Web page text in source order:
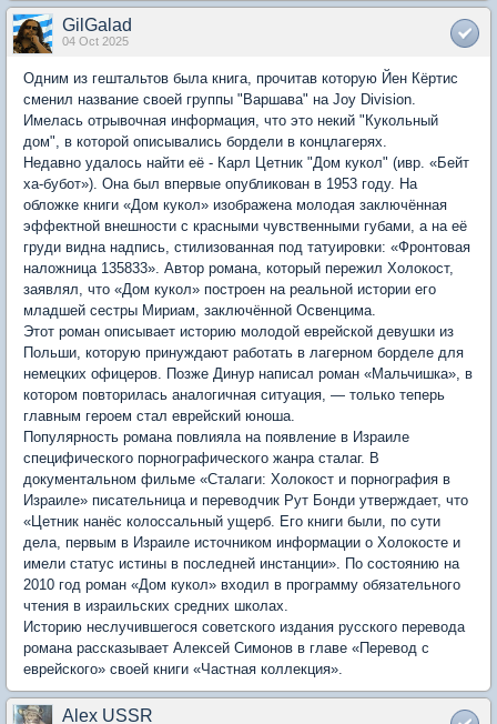
GilGalad
04 Oct 2025
Одним из гештальтов была книга, прочитав которую Йен Кёртис
сменил название своей группы "Варшава" на Joy Division.
Имелась отрывочная информация, что это некий "Кукольный
дом", в которой описывались бордели в концлагерях.
Недавно удалось найти её - Карл Цетник "Дом кукол" (ивр. «Бейт
ха-бубот»). Она был впервые опубликован в 1953 году. На
обложке книги «Дом кукол» изображена молодая заключённая
эффектной внешности с красными чувственными губами, а на её
груди видна надпись, стилизованная под татуировки: «Фронтовая
наложница 135833». Автор романа, который пережил Холокост,
заявлял, что «Дом кукол» построен на реальной истории его
младшей сестры Мириам, заключённой Освенцима.
Этот роман описывает историю молодой еврейской девушки из
Польши, которую принуждают работать в лагерном борделе для
немецких офицеров. Позже Динур написал роман «Мальчишка», в
котором повторилась аналогичная ситуация, — только теперь
главным героем стал еврейский юноша.
Популярность романа повлияла на появление в Израиле
специфического порнографического жанра сталаг. В
документальном фильме «Сталаги: Холокост и порнография в
Израиле» писательница и переводчик Рут Бонди утверждает, что
«Цетник нанёс колоссальный ущерб. Его книги были, по сути
дела, первым в Израиле источником информации о Холокосте и
имели статус истины в последней инстанции». По состоянию на
2010 год роман «Дом кукол» входил в программу обязательного
чтения в израильских средних школах.
Историю неслучившегося советского издания русского перевода
романа рассказывает Алексей Симонов в главе «Перевод с
еврейского» своей книги «Частная коллекция».
Alex USSR